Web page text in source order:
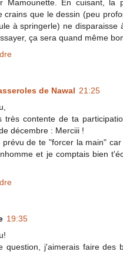
Mamounette. En cuisant, la
crains que le dessin (peu
à springerle) ne disparaisse
ça sera quand même
de Nawal 21:25
très contente de ta
décembre : Merciii !
prévu de te "forcer la main"
et je comptais bien
19:35
question, j'aimerais faire des